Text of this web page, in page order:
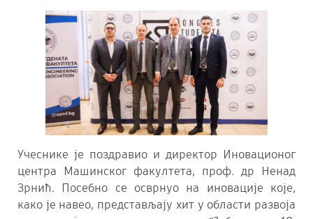
Учеснике је поздравио и директор Иновационог
центра Машинског факултета, проф. др Ненад
Зрнић. Посебно се осврнуо на иновације које,
како је навео, представљају хит у области развоја